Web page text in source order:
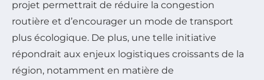
projet permettrait de réduire la congestion
routière et d’encourager un mode de transport
plus écologique. De plus, une telle initiative
répondrait aux enjeux logistiques croissants de la
région, notamment en matière de